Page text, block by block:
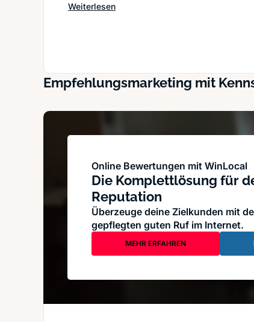
Weiterlesen: Feuchte Wände selbst
Empfehlungsmarketing mit
Online Bewertungen mit WinLocal
Die Komplettlösung für
Reputation
Überzeuge deine Zielkunden mit
gepflegten guten Ruf im Internet.
MEHR ERFAHREN